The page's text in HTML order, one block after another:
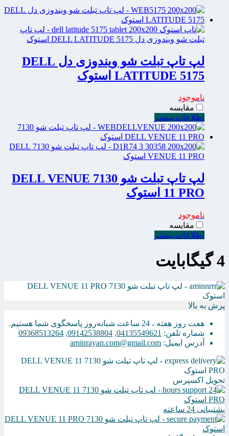
لپ تاپ تبلت شو ویندوزی دل DELL
LATITUDE 5175 استوک
ناموجود
مقایسه
اطلاعات بیشتر
لپ تاپ تبلت شو 7130 DELL VENUE
11 PRO استوک
ناموجود
مقایسه
اطلاعات بیشتر
4 گیگابایت
پرش به بالا
هفت روز هفته ، 24 ساعت شبانه‌روز پاسخگوی شما هستیم.
شماره تلفن: 04135549621
,
09142538804
,
09368513264
آدرس ایمیل: aminrayan.com@gmail.com
تحویل اکسپرس
پشتیبانی 24 ساعته